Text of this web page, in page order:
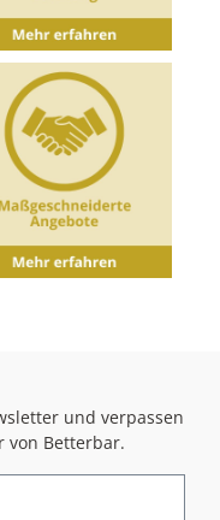
und verpassen
von Betterbar.